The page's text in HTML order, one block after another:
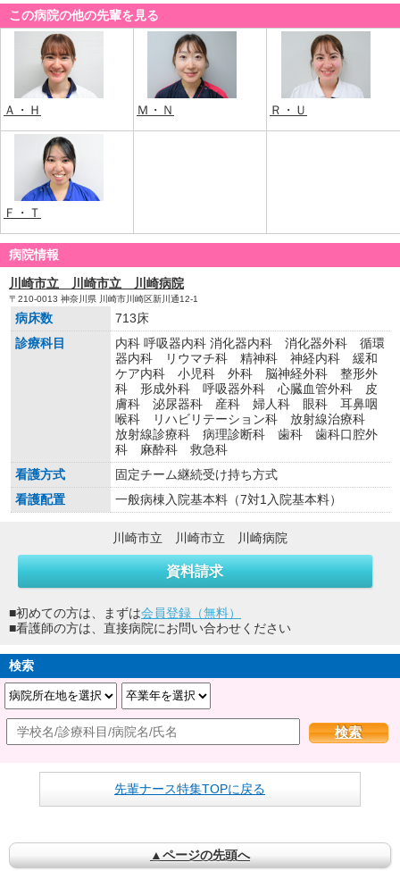
この病院の他の先輩を見る
Ａ・Ｈ Ｍ・Ｎ Ｒ・Ｕ
Ｆ・Ｔ
病院情報
川崎市立 川崎市立 川崎病院
〒210-0013 神奈川県 川崎市川崎区新川通12-1
病床数
713床
診療科目
内科 呼吸器内科 消化器内科 消化器外科 循環
器内科 リウマチ科 精神科 神経内科 緩和
ケア内科 小児科 外科 脳神経外科 整形外
科 形成外科 呼吸器外科 心臓血管外科 皮
膚科 泌尿器科 産科 婦人科 眼科 耳鼻咽
喉科 リハビリテーション科 放射線治療科
放射線診療科 病理診断科 歯科 歯科口腔外
科 麻酔科 救急科
看護方式
固定チーム継続受け持ち方式
看護配置
一般病棟入院基本料（7対1入院基本料）
川崎市立 川崎市立 川崎病院
資料請求
■初めての方は、まずは会員登録（無料）
■看護師の方は、直接病院にお問い合わせください
検索
検索
先輩ナース特集TOPに戻る
▲ページの先頭へ